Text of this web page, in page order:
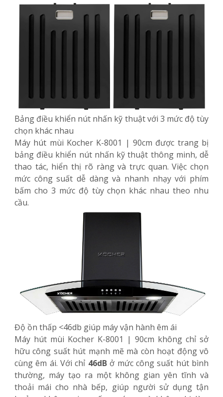
Bảng điều khiển nút nhấn kỹ thuật với 3 mức độ tùy
chọn khác nhau
Máy hút mùi Kocher K-8001 | 90cm được trang bị
bảng điều khiển nút nhấn kỹ thuật thông minh, dễ
thao tác, hiển thị rõ ràng và trực quan. Việc chọn
mức công suất dễ dàng và nhanh nhạy với phím
bấm cho 3 mức độ tùy chọn khác nhau theo nhu
cầu.
Độ ồn thấp <46db giúp máy vận hành êm ái
Máy hút mùi Kocher K-8001 | 90cm không chỉ sở
hữu công suất hút mạnh mẽ mà còn hoạt động vô
cùng êm ái. Với chỉ 46dBở mức công suất hút bình
thường, máy tạo ra một không gian yên tĩnh và
thoải mái cho nhà bếp, giúp người sử dụng tận